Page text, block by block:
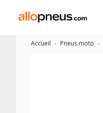
Accueil Pneus moto